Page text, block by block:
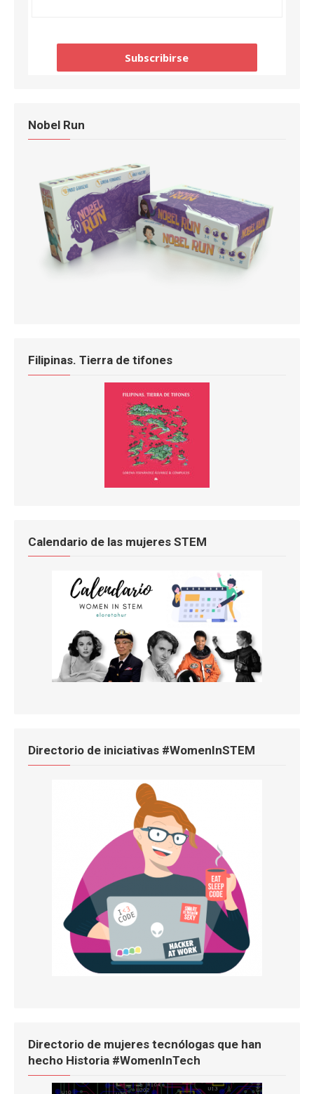
Nobel Run
Filipinas. Tierra de tifones
Calendario de las mujeres STEM
Directorio de iniciativas #WomenInSTEM
Directorio de mujeres tecnólogas que han
hecho Historia #WomenInTech